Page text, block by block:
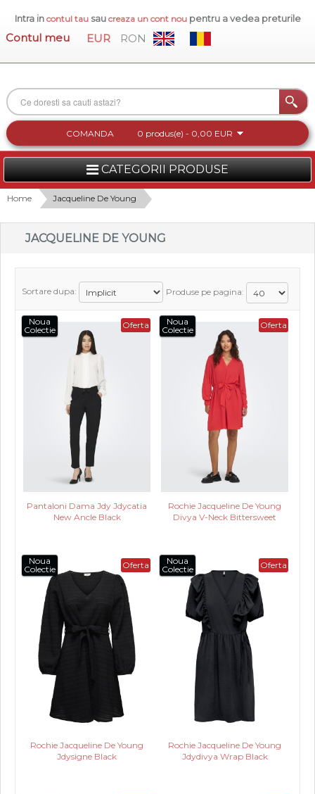
Intra in contul tausau creaza un cont nou pentru a vedea preturile
Contul meu EUR RON
COMANDA 0 produs(e) - 0,00 EUR
CATEGORII PRODUSE
FEMEI
BARBATI
ACCESORII DAMA
COLECTIA NOUA
INFORMATII
Home Jacqueline De Young
JACQUELINE DE YOUNG
Sortare dupa: Produse pe pagina:
Oferta
Noua
Colectie
Pantaloni Dama Jdy Jdycatia
New Ancle Black
Oferta
Noua
Colectie
Rochie Jacqueline De Young
Divya V-Neck Bittersweet
Oferta
Noua
Colectie
Rochie Jacqueline De Young
Jdysigne Black
Oferta
Noua
Colectie
Rochie Jacqueline De Young
Jdydivya Wrap Black